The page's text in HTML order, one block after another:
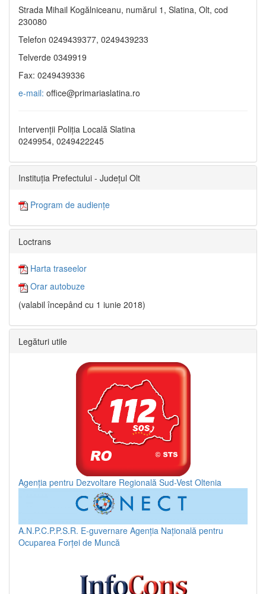
Strada Mihail Kogălniceanu, numărul 1, Slatina, Olt, cod
230080
Telefon 0249439377, 0249439233
Telverde 0349919
Fax: 0249439336
e-mail: office@primariaslatina.ro
Intervenții Poliția Locală Slatina
0249954, 0249422245
Instituția Prefectului - Județul Olt
Program de audiențe
Loctrans
Harta traseelor
Orar autobuze
(valabil începând cu 1 iunie 2018)
Legături utile
Agenția pentru Dezvoltare Regională Sud-Vest Oltenia
A.N.P.C.P.P.S.R. E-guvernare Agenția Națională pentru
Ocuparea Forței de Muncă